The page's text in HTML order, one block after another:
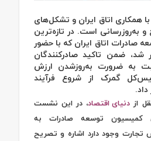
همکاری اتاق ایران و تشکل‌های
به‌‌‌‌‌‌روزرسانی است. در تازه‌‌‌‌‌‌ترین
اتاق ایران که با حضور
شد، ضمن تاکید صادرکنندگان
به ضرورت به‌‌‌‌‌‌روز‌شدن ارزش
گمرک از شروع فرآیند
از دنیای اقتصاد، در این نشست
کمیسیون توسعه صادرات به
وجود دارد اشاره و تصریح